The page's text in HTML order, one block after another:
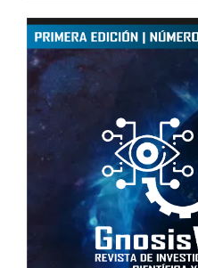
Article
Sidebar